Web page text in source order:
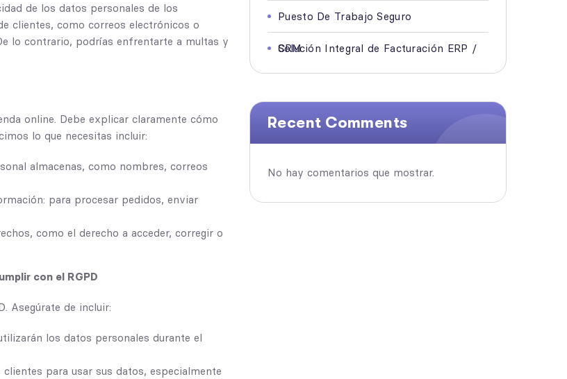
de los datos personales de los
clientes, como correos electrónicos o
lo contrario, podrías enfrentarte a multas y
online. Debe explicar claramente cómo
lo que necesitas incluir:
almacenas, como nombres, correos
para procesar pedidos, enviar
como el derecho a acceder, corregir o
con el RGPD
Asegúrate de incluir:
los datos personales durante el
para usar sus datos, especialmente
Puesto De Trabajo Seguro
Solución Integral de Facturación ERP / CRM
Recent Comments
No hay comentarios que mostrar.